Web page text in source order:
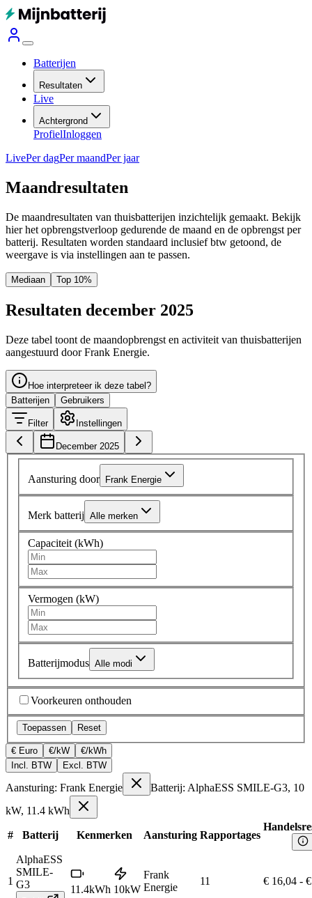
Batterijen
Resultaten
Live
Achtergrond
ProfielInloggen
LivePer dagPer maandPer jaar
Maandresultaten
De maandresultaten van thuisbatterijen inzichtelijk gemaakt. Bekijk
hier het opbrengstverloop gedurende de maand en de opbrengst per
batterij. Resultaten worden standaard inclusief btw getoond, de
weergave is via instellingen aan te passen.
Mediaan Top 10%
Resultaten december 2025
Deze tabel toont de maandopbrengst en activiteit van thuisbatterijen
aangestuurd door Frank Energie.
Hoe interpreteer ik deze tabel?
Batterijen
Gebruikers
Filter Instellingen
December 2025
Aansturing door Frank Energie
Merk batterij Alle merken
Capaciteit (kWh)
Vermogen (kW)
Batterijmodus Alle modi
Voorkeuren onthouden
Toepassen Reset
€ Euro €/kW
€/kWh
Incl. BTW
Excl. BTW
Aansturing: Frank Energie
Batterij: AlphaESS SMILE-G3, 10
kW, 11.4 kWh
# Batterij Kenmerken Aansturing Rapportages
1
AlphaESS
SMILE-
G3
11.4kWh 10kW
Frank
Energie
11 € 16,04 -